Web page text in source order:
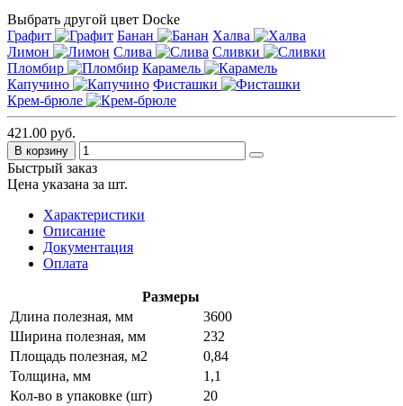
Выбрать другой цвет Docke
Графит
Банан
Халва
Лимон
Слива
Сливки
Пломбир
Карамель
Капучино
Фисташки
Крем-брюле
421.00 руб.
В корзину
Быстрый заказ
Цена указана за шт.
Характеристики
Описание
Документация
Оплата
Размеры
Длина полезная, мм
3600
Ширина полезная, мм
232
Площадь полезная, м2
0,84
Толщина, мм
1,1
Кол-во в упаковке (шт)
20